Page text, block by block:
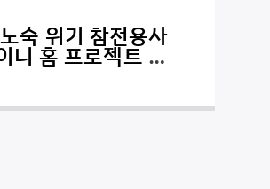
숙 위기 참전용사
니 홈 프로젝트 추